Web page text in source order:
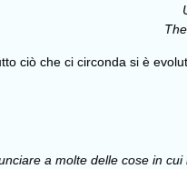
ciò che ci circonda si è
a molte delle cose in cui